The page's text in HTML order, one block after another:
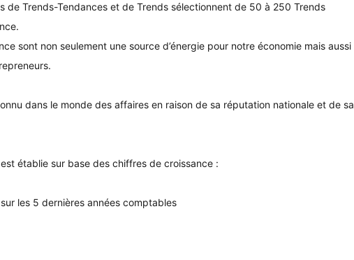
de Trends-Tendances et de Trends sélectionnent de 50 à 250 Trends
sont non seulement une source d’énergie pour notre économie mais aussi
dans le monde des affaires en raison de sa réputation nationale et de sa
établie sur base des chiffres de croissance :
les 5 dernières années comptables